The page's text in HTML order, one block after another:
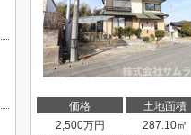
価格 土地面積
2,500万円 287.10㎡